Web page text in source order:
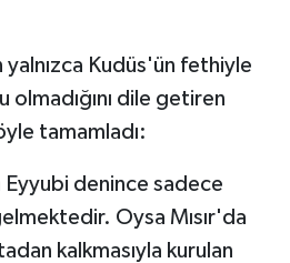
Kudüs'ün fethiyle
olmadığını dile getiren
tamamladı:
denince sadece
Oysa Mısır'da
kalkmasıyla kurulan